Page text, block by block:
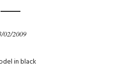
02/2009